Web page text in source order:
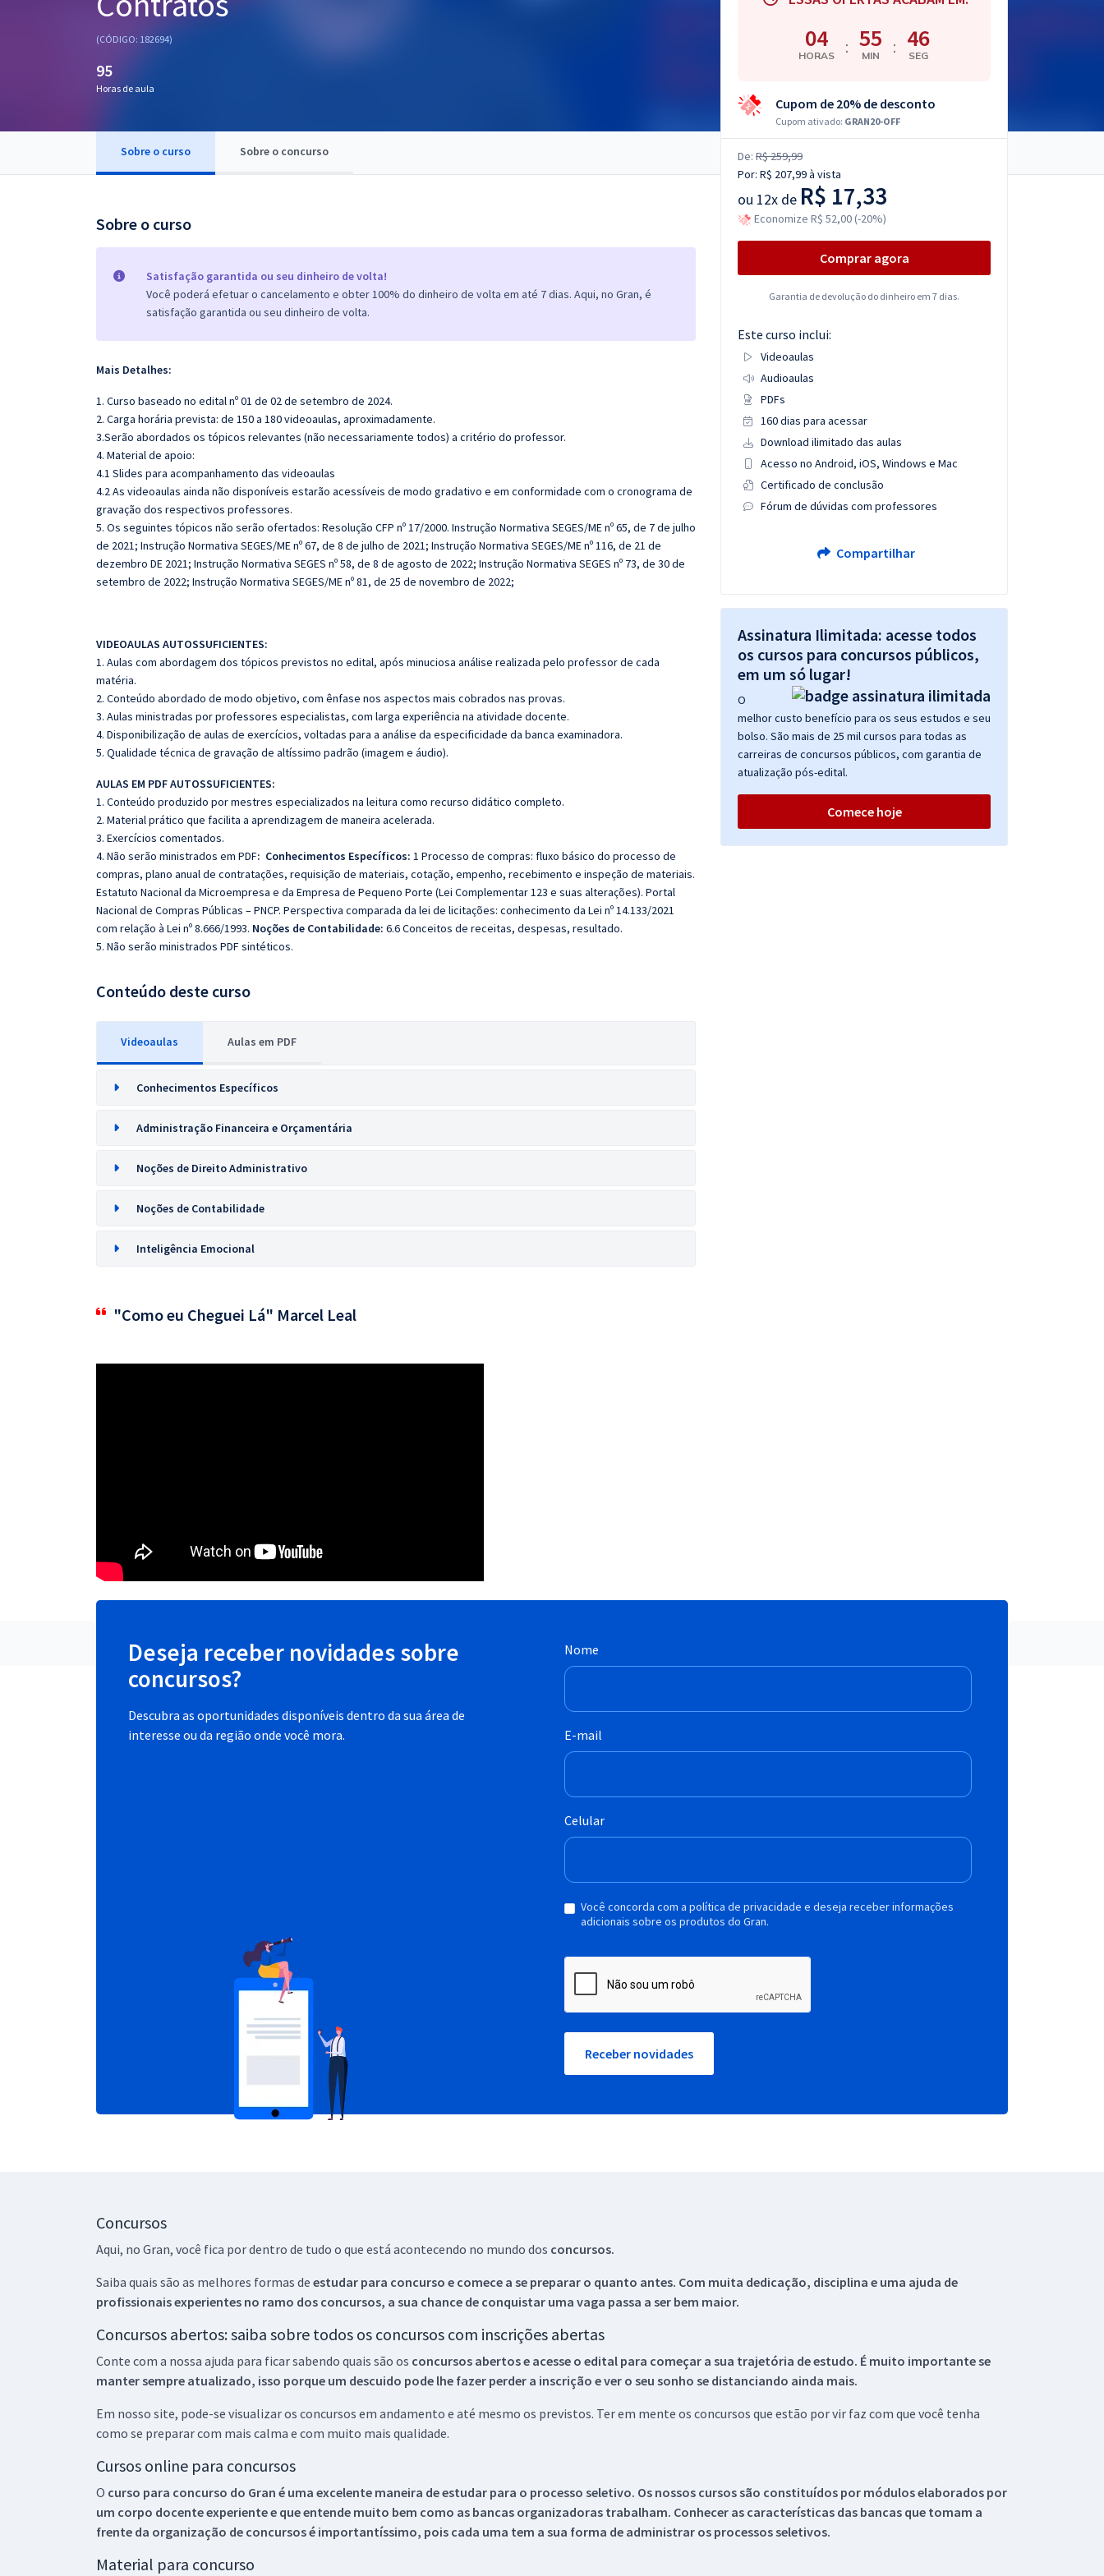
Questões grátis
(CÓDIGO: 182694)
95
Horas de aula
Sobre o curso Sobre o concurso
Sobre o curso
Satisfação garantida ou seu dinheiro de volta!
Você poderá efetuar o cancelamento e obter 100% do dinheiro de volta em até 7 dias. Aqui, no Gran, é
satisfação garantida ou seu dinheiro de volta.
Mais Detalhes:
1. Curso baseado no edital nº 01 de 02 de setembro de 2024.
2. Carga horária prevista: de 150 a 180 videoaulas, aproximadamente.
3.Serão abordados os tópicos relevantes (não necessariamente todos) a critério do professor.
4. Material de apoio:
4.1 Slides para acompanhamento das videoaulas
4.2 As videoaulas ainda não disponíveis estarão acessíveis de modo gradativo e em conformidade com o cronograma de
gravação dos respectivos professores.
5. Os seguintes tópicos não serão ofertados: Resolução CFP nº 17/2000. Instrução Normativa SEGES/ME nº 65, de 7 de julho
de 2021; Instrução Normativa SEGES/ME nº 67, de 8 de julho de 2021; Instrução Normativa SEGES/ME nº 116, de 21 de
dezembro DE 2021; Instrução Normativa SEGES nº 58, de 8 de agosto de 2022; Instrução Normativa SEGES nº 73, de 30 de
setembro de 2022; Instrução Normativa SEGES/ME nº 81, de 25 de novembro de 2022;
VIDEOAULAS AUTOSSUFICIENTES:
1. Aulas com abordagem dos tópicos previstos no edital, após minuciosa análise realizada pelo professor de cada
matéria.
2. Conteúdo abordado de modo objetivo, com ênfase nos aspectos mais cobrados nas provas.
3. Aulas ministradas por professores especialistas, com larga experiência na atividade docente.
4. Disponibilização de aulas de exercícios, voltadas para a análise da especificidade da banca examinadora.
5. Qualidade técnica de gravação de altíssimo padrão (imagem e áudio).
AULAS EM PDF AUTOSSUFICIENTES:
1. Conteúdo produzido por mestres especializados na leitura como recurso didático completo.
2. Material prático que facilita a aprendizagem de maneira acelerada.
3. Exercícios comentados.
4. Não serão ministrados em PDF: Conhecimentos Específicos: 1 Processo de compras: fluxo básico do processo de
compras, plano anual de contratações, requisição de materiais, cotação, empenho, recebimento e inspeção de materiais.
Estatuto Nacional da Microempresa e da Empresa de Pequeno Porte (Lei Complementar 123 e suas alterações). Portal
Nacional de Compras Públicas – PNCP. Perspectiva comparada da lei de licitações: conhecimento da Lei nº 14.133/2021
com relação à Lei nº 8.666/1993. Noções de Contabilidade: 6.6 Conceitos de receitas, despesas, resultado.
5. Não serão ministrados PDF sintéticos.
Conteúdo deste curso
Videoaulas Aulas em PDF
Conhecimentos Específicos
Administração Financeira e Orçamentária
Noções de Direito Administrativo
Noções de Contabilidade
Inteligência Emocional
"Como eu Cheguei Lá" Marcel Leal
04
HORAS : 55
MIN : 45
SEG
Cupom de 20% de desconto
Cupom ativado: GRAN20-OFF
De: R$ 259,99
Por: R$ 207,99à vista
ou 12x de R$ 17,33
Economize R$ 52,00 (-20%)
Comprar agora
Garantia de devolução do dinheiro em 7 dias.
Este curso inclui:
Videoaulas
Audioaulas
PDFs
160 dias para acessar
Download ilimitado das aulas
Acesso no Android, iOS, Windows e Mac
Certificado de conclusão
Fórum de dúvidas com professores
Compartilhar
Assinatura Ilimitada: acesse todos
os cursos para concursos públicos,
em um só lugar!
O
melhor custo benefício para os seus estudos e seu
bolso. São mais de 25 mil cursos para todas as
carreiras de concursos públicos, com garantia de
atualização pós-edital.
Comece hoje
Deseja receber novidades sobre
concursos?
Descubra as oportunidades disponíveis dentro da sua área de
interesse ou da região onde você mora.
Nome
E-mail
Celular
Você concorda com a política de privacidade e deseja receber informações
adicionais sobre os produtos do Gran.
Receber novidades
Concursos
Aqui, no Gran, você fica por dentro de tudo o que está acontecendo no mundo dos concursos.
Saiba quais são as melhores formas de estudar para concurso e comece a se preparar o quanto antes. Com muita dedicação, disciplina e uma ajuda de
profissionais experientes no ramo dos concursos, a sua chance de conquistar uma vaga passa a ser bem maior.
Concursos abertos: saiba sobre todos os concursos com inscrições abertas
Conte com a nossa ajuda para ficar sabendo quais são os concursos abertos e acesse o edital para começar a sua trajetória de estudo. É muito importante se
manter sempre atualizado, isso porque um descuido pode lhe fazer perder a inscrição e ver o seu sonho se distanciando ainda mais.
Em nosso site, pode-se visualizar os concursos em andamento e até mesmo os previstos. Ter em mente os concursos que estão por vir faz com que você tenha
como se preparar com mais calma e com muito mais qualidade.
Cursos online para concursos
O curso para concurso do Gran é uma excelente maneira de estudar para o processo seletivo. Os nossos cursos são constituídos por módulos elaborados por
um corpo docente experiente e que entende muito bem como as bancas organizadoras trabalham. Conhecer as características das bancas que tomam a
frente da organização de concursos é importantíssimo, pois cada uma tem a sua forma de administrar os processos seletivos.
Material para concurso